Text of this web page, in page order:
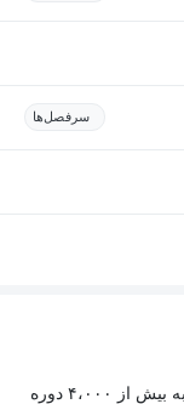
سرفصل‌ها
با خرید اشتراک مکتب‌پلاس، علاوه بر این دوره، به بیش از ۴،۰۰۰ دوره